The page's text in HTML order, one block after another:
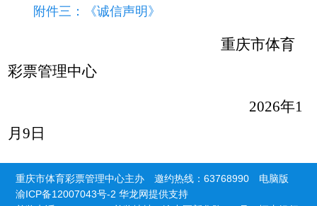
附件三：《诚信声明》
重庆市体育
彩票管理中心
2026年1
月9日
重庆市体育彩票管理中心主办 邀约热线：63768990 电脑版
渝ICP备12007043号-2 华龙网提供支持